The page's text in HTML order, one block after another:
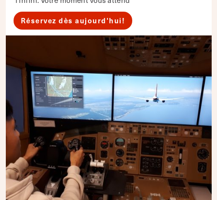
Réservez dès aujourd'hui!